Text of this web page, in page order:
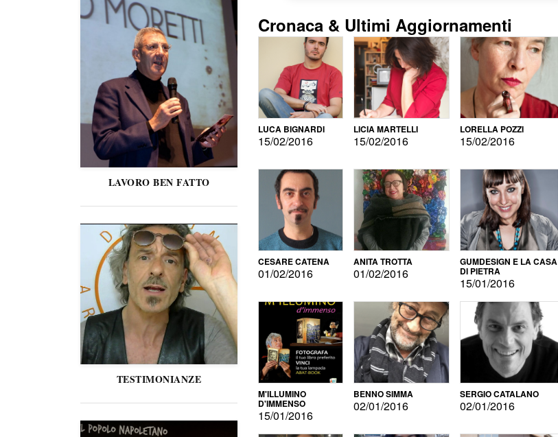
LAVORO BEN FATTO
TESTIMONIANZE
Cronaca & Ultimi Aggiornamenti
LUCA BIGNARDI
15/02/2016
LICIA MARTELLI
15/02/2016
LORELLA POZZI
15/02/2016
CESARE CATENA
01/02/2016
ANITA TROTTA
01/02/2016
GUMDESIGN E LA CASA
DI PIETRA
15/01/2016
M'ILLUMINO
D'IMMENSO
15/01/2016
BENNO SIMMA
02/01/2016
SERGIO CATALANO
02/01/2016